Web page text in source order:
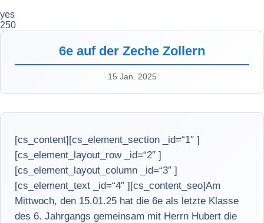
yes
250
6e auf der Zeche Zollern
15 Jan. 2025
[cs_content][cs_element_section _id=“1″ ]
[cs_element_layout_row _id=“2″ ]
[cs_element_layout_column _id=“3″ ]
[cs_element_text _id=“4″ ][cs_content_seo]Am
Mittwoch, den 15.01.25 hat die 6e als letzte Klasse
des 6. Jahrgangs gemeinsam mit Herrn Hubert die